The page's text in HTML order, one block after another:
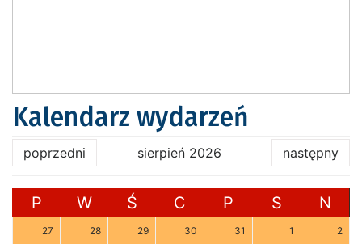
Kalendarz wydarzeń
poprzedni sierpień 2026 następny
P W Ś C P S N
27 28 29 30 31 1 2